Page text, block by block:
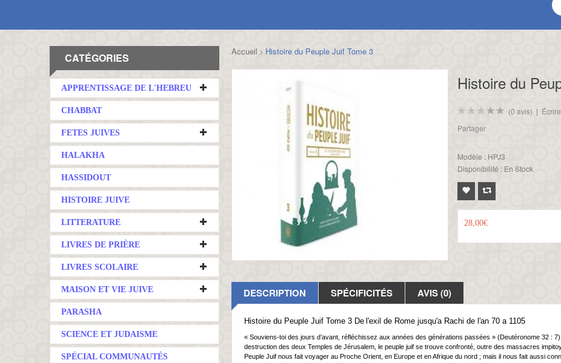
CATÉGORIES
APPRENTISSAGE DE L'HEBREU
CHABBAT
FETES JUIVES
HALAKHA
HASSIDOUT
HISTOIRE JUIVE
LITTERATURE
LIVRES DE PRIÈRE
LIVRES SCOLAIRE
MAISON ET VIE JUIVE
PARASHA
SCIENCE ET JUDAISME
SPÉCIAL COMMUNAUTÉS
Accueil > Histoire du Peuple Juif Tome 3
Histoire du
(0 avis) |
Partager
Modèle :HPJ3
Disponibilité :En Stock
28,00€
DESCRIPTION SPÉCIFICITÉS AVIS (0)
Histoire du Peuple Juif Tome 3 De l'exil de Rome jusqu'a Rachi de l'an 70 a 1105
« Souviens-toi des jours d’avant, réfléchissez aux années des générations passées » (Deutéronome 32 :
destruction des deux Temples de Jérusalem, le peuple juif se trouve confronté, outre des massacres
Peuple Juif nous fait voyager au Proche Orient, en Europe et en Afrique du nord ; mais il nous fait aussi